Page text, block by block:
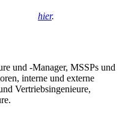
hier.
und -Manager, MSSPs und
interne und externe
Vertriebsingenieure,